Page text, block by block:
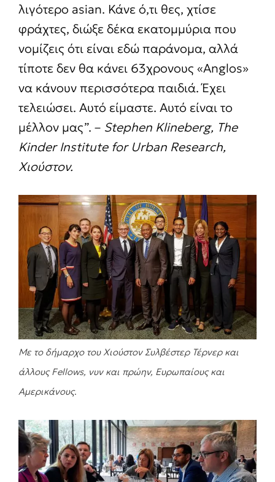
λιγότερο asian. Κάνε ό,τι θες, χτίσε
φράχτες, διώξε δέκα εκατομμύρια που
νομίζεις ότι είναι εδώ παράνομα, αλλά
τίποτε δεν θα κάνει 63χρονους «Anglos»
να κάνουν περισσότερα παιδιά. Έχει
τελειώσει. Αυτό είμαστε. Αυτό είναι το
μέλλον μας”. – Stephen Klineberg, The
Kinder Institute for Urban Research,
Χιούστον.
Με το δήμαρχο του Χιούστον Συλβέστερ Τέρνερ και
άλλους Fellows, νυν και πρώην, Ευρωπαίους και
Αμερικάνους.